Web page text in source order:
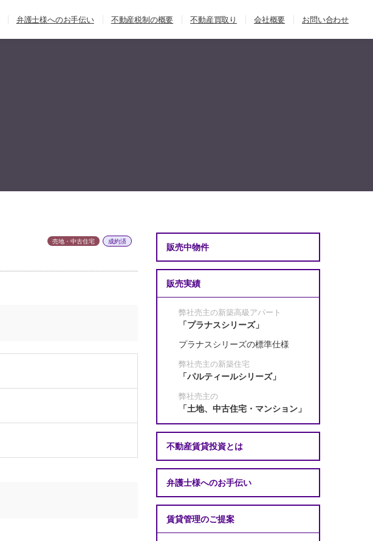
弁護士様へのお手伝い 不動産税制の概要 不動産買取り 会社概要 お問い合わせ
売地・中古住宅 成約済 販売中物件
販売実績
弊社売主の新築高級アパート
「プラナスシリーズ」
プラナスシリーズの標準仕様
弊社売主の新築住宅
「パルティールシリーズ」
弊社売主の
「土地、中古住宅・マンション」
不動産賃貸投資とは
弁護士様へのお手伝い
賃貸管理のご提案